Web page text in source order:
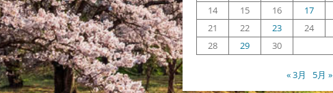
14
15 16 17
21
22 23 24
28
29 30
« 3月 5月 »